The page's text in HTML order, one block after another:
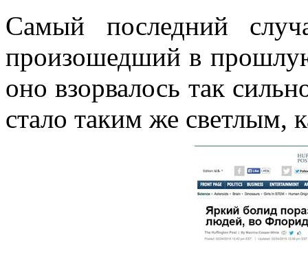
Самый последний
произошедший в
оно взорвалось так
стало таким же светлым,